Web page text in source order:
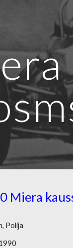
Miera
Polija